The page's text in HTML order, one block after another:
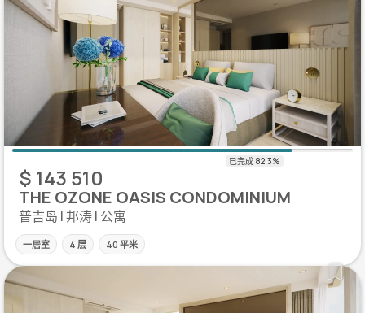
$ 143 510
THE OZONE OASIS CONDOMINIUM
普吉岛 | 邦涛 | 公寓
一居室 4 层 40 平米